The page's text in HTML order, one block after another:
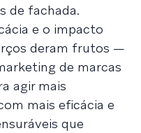
de fachada.
e o impacto
deram frutos —
de marcas
agir mais
mais eficácia e
que